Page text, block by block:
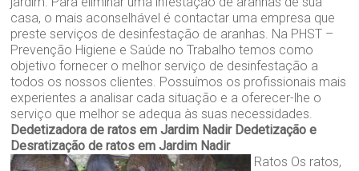
casa, o mais aconselhável é contactar uma empresa que
preste serviços de desinfestação de aranhas. Na PHST –
Prevenção Higiene e Saúde no Trabalho temos como
objetivo fornecer o melhor serviço de desinfestação a
todos os nossos clientes. Possuímos os profissionais mais
experientes a analisar cada situação e a oferecer-lhe o
serviço que melhor se adequa às suas necessidades.
Dedetizadora de ratos em Jardim Nadir Dedetização e
Desratização de ratos em Jardim Nadir
Ratos Os ratos,